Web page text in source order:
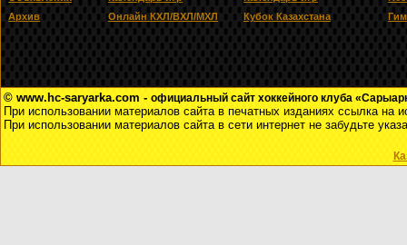
Архив
Онлайн КХЛ/ВХЛ/МХЛ Кубок Казахстана
© www.hc-saryarka.com - официальный сайт хоккейного клуба
При использовании материалов сайта в печатных изданиях ссылка на
При использовании материалов сайта в сети интернет не забудьте